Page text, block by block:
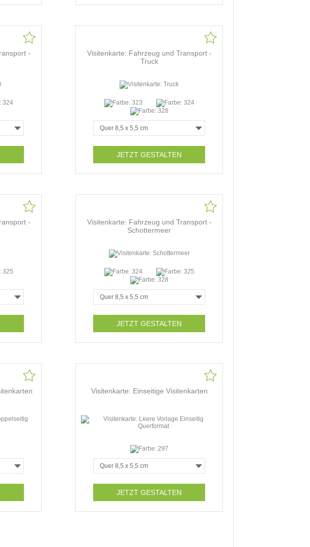
-
Visitenkarte: Fahrzeug und Transport -
Truck
JETZT GESTALTEN
-
Visitenkarte: Fahrzeug und Transport -
Schottermeer
JETZT GESTALTEN
Visitenkarte: Einseitige Visitenkarten
JETZT GESTALTEN